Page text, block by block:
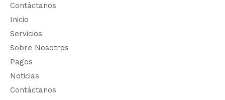
Contáctanos
Inicio
Servicios
Sobre Nosotros
Pagos
Noticias
Contáctanos